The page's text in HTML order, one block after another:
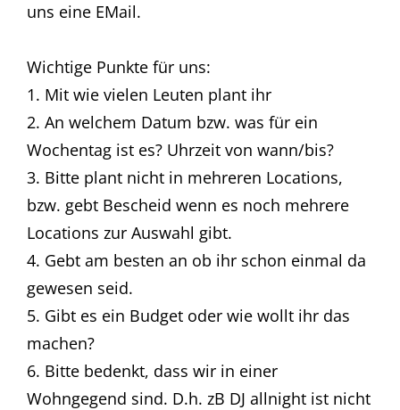
uns eine EMail.
Wichtige Punkte für uns:
1. Mit wie vielen Leuten plant ihr
2. An welchem Datum bzw. was für ein
Wochentag ist es? Uhrzeit von wann/bis?
3. Bitte plant nicht in mehreren Locations,
bzw. gebt Bescheid wenn es noch mehrere
Locations zur Auswahl gibt.
4. Gebt am besten an ob ihr schon einmal da
gewesen seid.
5. Gibt es ein Budget oder wie wollt ihr das
machen?
6. Bitte bedenkt, dass wir in einer
Wohngegend sind. D.h. zB DJ allnight ist nicht